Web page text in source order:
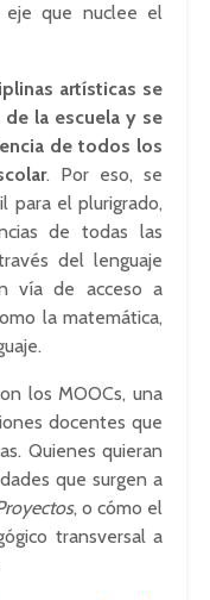
que nuclee el
artísticas se
la escuela y se
de todos los
. Por eso, se
para el plurigrado,
de todas las
del lenguaje
vía de acceso a
la matemática,
los MOOCs, una
docentes que
Quienes quieran
que surgen a
, o cómo el
transversal a